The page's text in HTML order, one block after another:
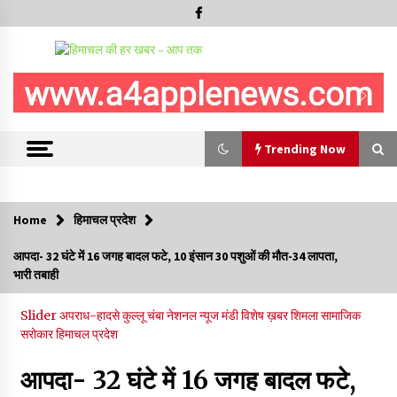
Trending Now
हमीरपुर के बड़सर में मनाया जाएगा राज्यस्तरीय स्वतंत्रता दिवस समारोह, CM
सुक्खू करेंगे ध्वजारोहण
07/08/2026
Home हिमाचल प्रदेश
आपदा- 32 घंटे में 16 जगह बादल फटे, 10 इंसान 30 पशुओं की मौत-34 लापता,
भारी तबाही
Sliderअपराध-हादसेकुल्लूचंबानेशनल न्यूजमंडीविशेष ख़बरशिमलासामाजिक
सरोकारहिमाचल प्रदेश
आपदा- 32 घंटे में 16 जगह बादल फटे,